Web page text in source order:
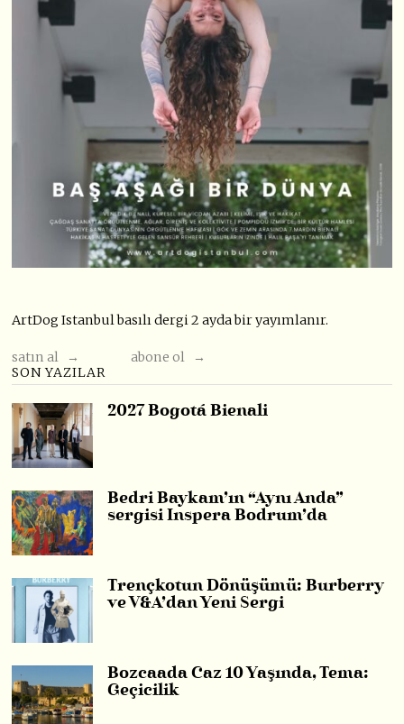
ArtDog Istanbul basılı dergi 2 ayda bir yayımlanır.
satın al →
abone ol →
SON YAZILAR
2027 Bogotá Bienali
Bedri Baykam’ın “Aynı Anda”
sergisi Inspera Bodrum’da
Trençkotun Dönüşümü: Burberry
ve V&A’dan Yeni Sergi
Bozcaada Caz 10 Yaşında, Tema:
Geçicilik